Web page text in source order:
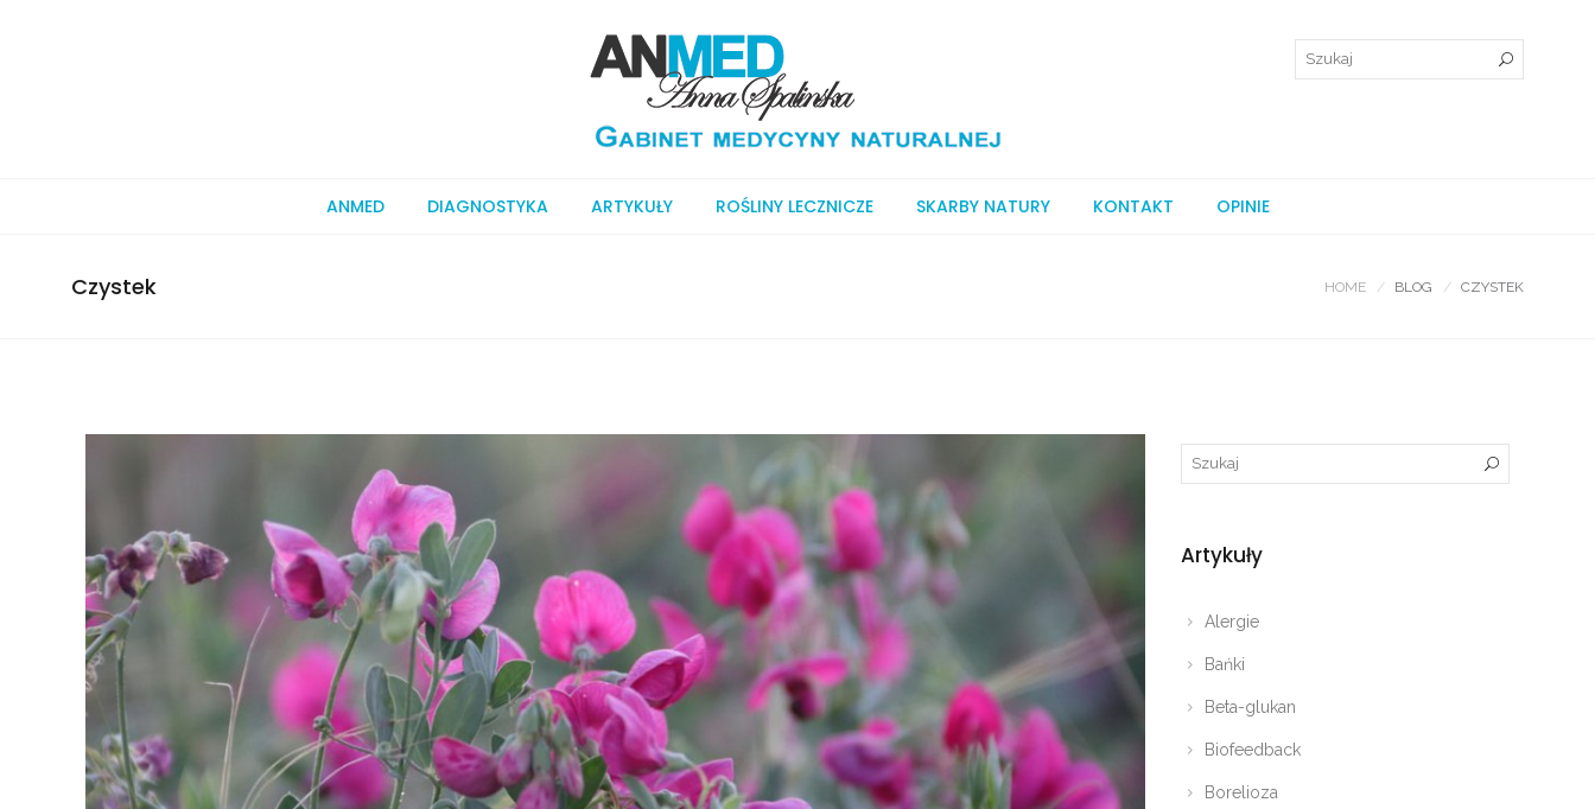
ANMED DIAGNOSTYKA ARTYKUŁY ROŚLINY LECZNICZE SKARBY NATURY KONTAKT OPINIE
Czystek HOME BLOG CZYSTEK
Artykuły
Alergie
Bańki
Beta-glukan
Biofeedback
Borelioza